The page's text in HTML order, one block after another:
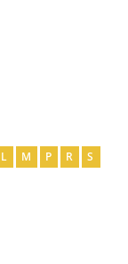
L M P R
S